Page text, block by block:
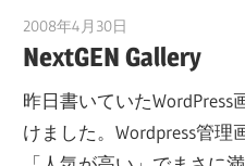
2008年4月30日
NextGEN Gallery
昨日書いていた
けました。Wordpress管